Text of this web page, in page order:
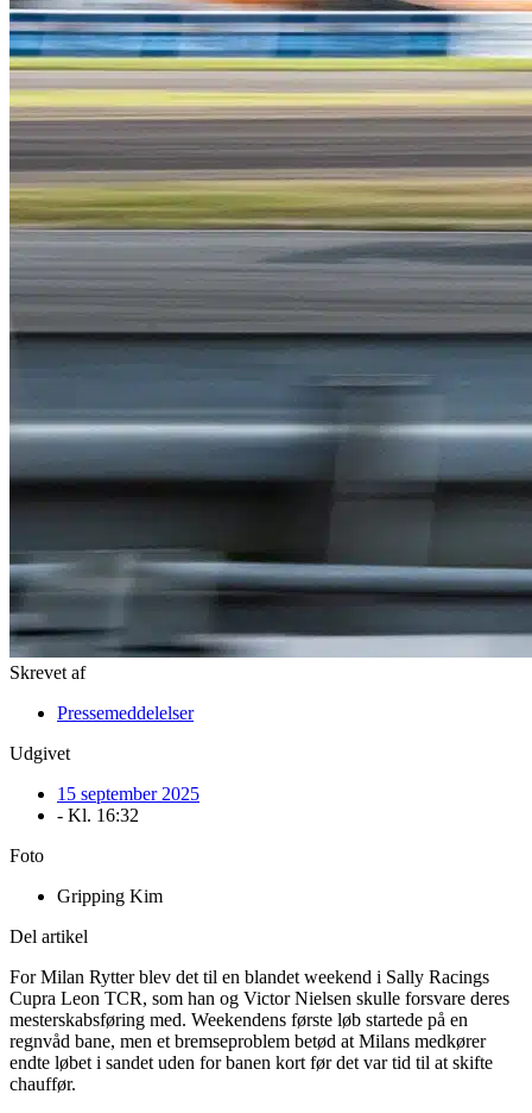
Skrevet af
Pressemeddelelser
Udgivet
15 september 2025
- Kl. 16:32
Foto
Gripping Kim
Del artikel
For Milan Rytter blev det til en blandet weekend i Sally Racings
Cupra Leon TCR, som han og Victor Nielsen skulle forsvare deres
mesterskabsføring med. Weekendens første løb startede på en
regnvåd bane, men et bremseproblem betød at Milans medkører
endte løbet i sandet uden for banen kort før det var tid til at skifte
chauffør.